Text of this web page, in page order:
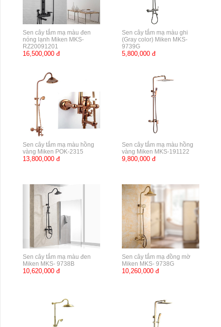
Sen cây tắm mạ màu đen
nóng lạnh Miken MKS-
RZ20091201
16,500,000 đ
Sen cây tắm mạ màu ghi
(Gray color) Miken MKS-
9739G
5,800,000 đ
Sen cây tắm mạ màu hồng
vàng Miken POK-2315
13,800,000 đ
Sen cây tắm mạ màu hồng
vàng Miken MKS-191122
9,800,000 đ
Sen cây tắm mạ màu đen
Miken MKS- 9738B
10,620,000 đ
Sen cây tắm mạ đồng mờ
Miken MKS- 9738G
10,260,000 đ